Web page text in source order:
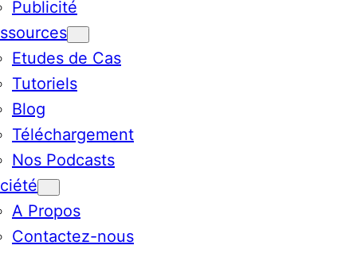
Publicité
Etudes de Cas
Tutoriels
Blog
Téléchargement
Nos Podcasts
A Propos
Contactez-nous